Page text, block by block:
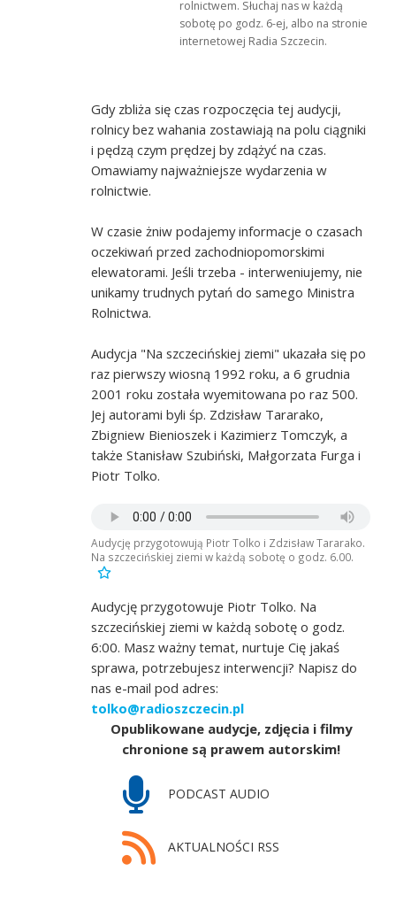
rolnictwem. Słuchaj nas w każdą
sobotę po godz. 6-ej, albo na stronie
internetowej Radia Szczecin.
Gdy zbliża się czas rozpoczęcia tej audycji,
rolnicy bez wahania zostawiają na polu ciągniki
i pędzą czym prędzej by zdążyć na czas.
Omawiamy najważniejsze wydarzenia w
rolnictwie.
W czasie żniw podajemy informacje o czasach
oczekiwań przed zachodniopomorskimi
elewatorami. Jeśli trzeba - interweniujemy, nie
unikamy trudnych pytań do samego Ministra
Rolnictwa.
Audycja "Na szczecińskiej ziemi" ukazała się po
raz pierwszy wiosną 1992 roku, a 6 grudnia
2001 roku została wyemitowana po raz 500.
Jej autorami byli śp. Zdzisław Tararako,
Zbigniew Bienioszek i Kazimierz Tomczyk, a
także Stanisław Szubiński, Małgorzata Furga i
Piotr Tolko.
Audycję przygotowują Piotr Tolko i Zdzisław Tararako.
Na szczecińskiej ziemi w każdą sobotę o godz. 6.00.
Audycję przygotowuje Piotr Tolko. Na
szczecińskiej ziemi w każdą sobotę o godz.
6:00. Masz ważny temat, nurtuje Cię jakaś
sprawa, potrzebujesz interwencji? Napisz do
nas e-mail pod adres:
tolko@radioszczecin.pl
Opublikowane audycje, zdjęcia i filmy
chronione są prawem autorskim!
PODCAST AUDIO
AKTUALNOŚCI RSS